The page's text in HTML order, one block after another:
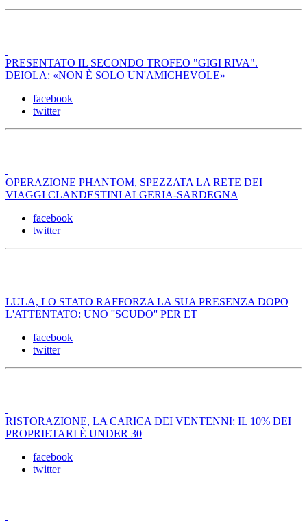
PRESENTATO IL SECONDO TROFEO "GIGI RIVA".
DEIOLA: «NON È SOLO UN'AMICHEVOLE»
facebook
twitter
OPERAZIONE PHANTOM, SPEZZATA LA RETE DEI
VIAGGI CLANDESTINI ALGERIA-SARDEGNA
facebook
twitter
LULA, LO STATO RAFFORZA LA SUA PRESENZA DOPO
L'ATTENTATO: UNO ''SCUDO'' PER ET
facebook
twitter
RISTORAZIONE, LA CARICA DEI VENTENNI: IL 10% DEI
PROPRIETARI È UNDER 30
facebook
twitter